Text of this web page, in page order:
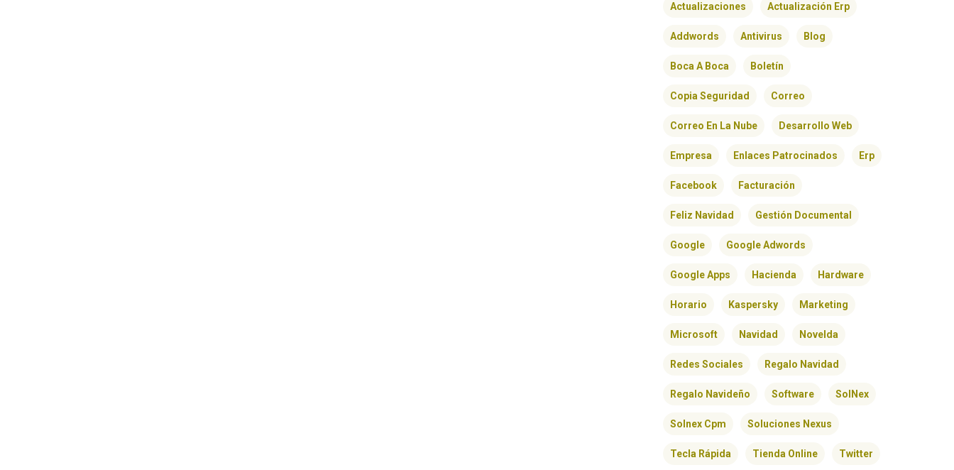
Actualizaciones Actualización Erp
Addwords Antivirus Blog
Boca A Boca Boletín
Copia Seguridad Correo
Correo En La Nube Desarrollo Web
Empresa Enlaces Patrocinados Erp
Facebook Facturación
Feliz Navidad Gestión Documental
Google Google Adwords
Google Apps Hacienda Hardware
Horario Kaspersky Marketing
Microsoft Navidad Novelda
Redes Sociales Regalo Navidad
Regalo Navideño Software SolNex
Solnex Cpm Soluciones Nexus
Tecla Rápida Tienda Online Twitter